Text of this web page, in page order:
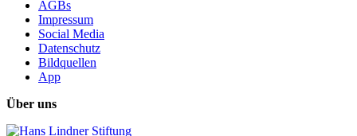
AGBs
Impressum
Social Media
Datenschutz
Bildquellen
App
Über uns